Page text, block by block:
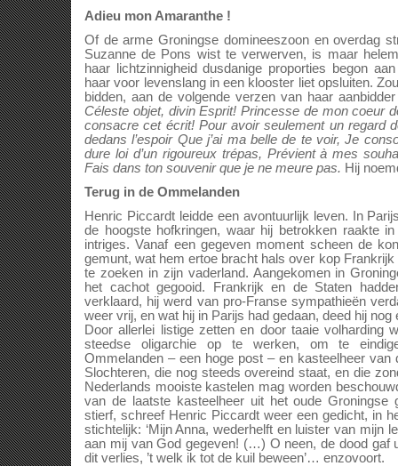
Adieu mon Amaranthe !
Of de arme Groningse domineeszoon en overdag
Suzanne de Pons wist te verwerven, is maar
haar lichtzinnigheid dusdanige proporties begon
haar voor levenslang in een klooster liet opsluiten.
bidden, aan de volgende verzen van haar
Céleste objet, divin Esprit! Princesse de mon coeur
consacre cet écrit! Pour avoir seulement un regard
dedans l’espoir Que j’ai ma belle de te voir, Je
dure loi d’un rigoureux trépas, Prévient à mes
Fais dans ton souvenir que je ne meure pas. Hij
Terug in de Ommelanden
Henric Piccardt leidde een avontuurlijk leven. In
de hoogste hofkringen, waar hij betrokken raakte
intriges. Vanaf een gegeven moment scheen de
gemunt, wat hem ertoe bracht hals over kop
te zoeken in zijn vaderland. Aangekomen in
het cachot gegooid. Frankrijk en de Staten
verklaard, hij werd van pro-Franse sympathieën
weer vrij, en wat hij in Parijs had gedaan, deed hij
Door allerlei listige zetten en door taaie volharding
steedse oligarchie op te werken, om te
Ommelanden – een hoge post – en kasteelheer van
Slochteren, die nog steeds overeind staat, en die
Nederlands mooiste kastelen mag worden
van de laatste kasteelheer uit het oude Groningse
stierf, schreef Henric Piccardt weer een gedicht, in
stichtelijk: ‘Mijn Anna, wederhelft en luister van mijn
aan mij van God gegeven! (…) O neen, de dood gaf
dit verlies, ’t welk ik tot de kuil beween’… enzovoort.